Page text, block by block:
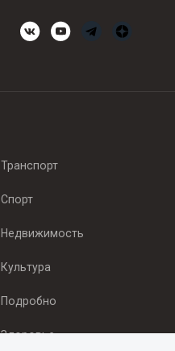
Транспорт
Спорт
Недвижимость
Культура
Подробно
Здоровье